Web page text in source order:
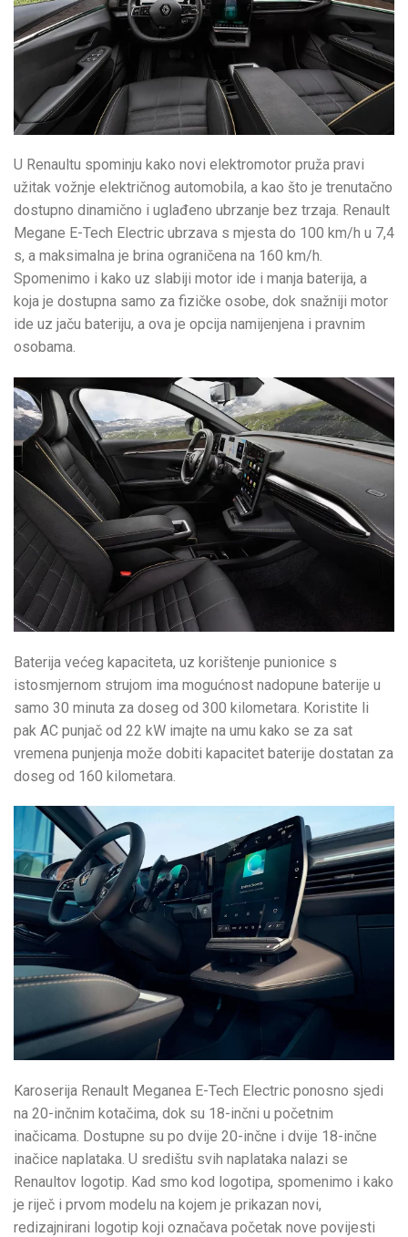
U Renaultu spominju kako novi elektromotor pruža pravi
užitak vožnje električnog automobila, a kao što je trenutačno
dostupno dinamično i uglađeno ubrzanje bez trzaja. Renault
Megane E-Tech Electric ubrzava s mjesta do 100 km/h u 7,4
s, a maksimalna je brina ograničena na 160 km/h.
Spomenimo i kako uz slabiji motor ide i manja baterija, a
koja je dostupna samo za fizičke osobe, dok snažniji motor
ide uz jaču bateriju, a ova je opcija namijenjena i pravnim
osobama.
Baterija većeg kapaciteta, uz korištenje punionice s
istosmjernom strujom ima mogućnost nadopune baterije u
samo 30 minuta za doseg od 300 kilometara. Koristite li
pak AC punjač od 22 kW imajte na umu kako se za sat
vremena punjenja može dobiti kapacitet baterije dostatan za
doseg od 160 kilometara.
Karoserija Renault Meganea E-Tech Electric ponosno sjedi
na 20-inčnim kotačima, dok su 18-inčni u početnim
inačicama. Dostupne su po dvije 20-inčne i dvije 18-inčne
inačice naplataka. U središtu svih naplataka nalazi se
Renaultov logotip. Kad smo kod logotipa, spomenimo i kako
je riječ i prvom modelu na kojem je prikazan novi,
redizajnirani logotip koji označava početak nove povijesti